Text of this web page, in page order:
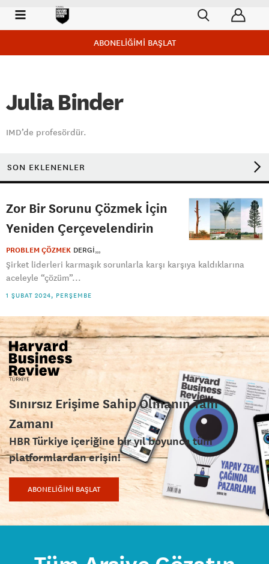
ABONELİĞİMİ BAŞLAT
Julia Binder
IMD’de profesördür.
SON EKLENENLER
Zor Bir Sorunu Çözmek İçin
Yeniden Çerçevelendirin
PROBLEM ÇÖZMEK DERGI
Şirket liderleri karmaşık sorunlarla karşı karşıya kaldıklarına
aceleyle “çözüm”...
1 ŞUBAT 2024, PERŞEMBE
Sınırsız Erişime Sahip Olmanın Tam
Zamanı
HBR Türkiye içeriğine bir yıl boyunca tüm
platformlardan erişin!
ABONELİĞİMİ BAŞLAT